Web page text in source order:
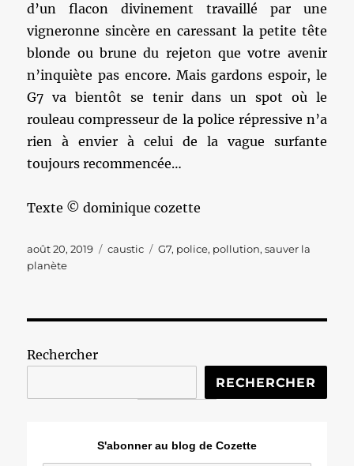
d’un flacon divinement travaillé par une
vigneronne sincère en caressant la petite tête
blonde ou brune du rejeton que votre avenir
n’inquiète pas encore. Mais gardons espoir, le
G7 va bientôt se tenir dans un spot où le
rouleau compresseur de la police répressive n’a
rien à envier à celui de la vague surfante
toujours recommencée…
Texte © dominique cozette
Publié
le
août 20, 2019 Catégories
caustic Étiquettes
G7, police, pollution,sauver la
planète
Rechercher
RECHERCHER
S'abonner au blog de Cozette